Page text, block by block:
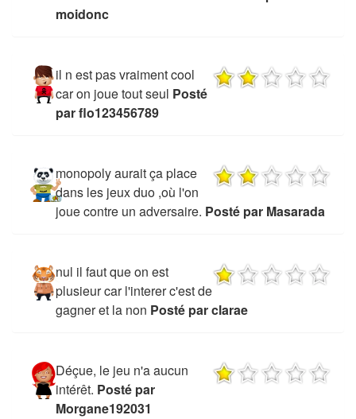
moidonc
il n est pas vraiment cool
car on joue tout seul Posté
par flo123456789
monopoly aurait ça place
dans les jeux duo ,où l'on
joue contre un adversaire. Posté par Masarada
nul il faut que on est
plusieur car l'interer c'est de
gagner et la non Posté par clarae
Déçue, le jeu n'a aucun
intérêt. Posté par
Morgane192031